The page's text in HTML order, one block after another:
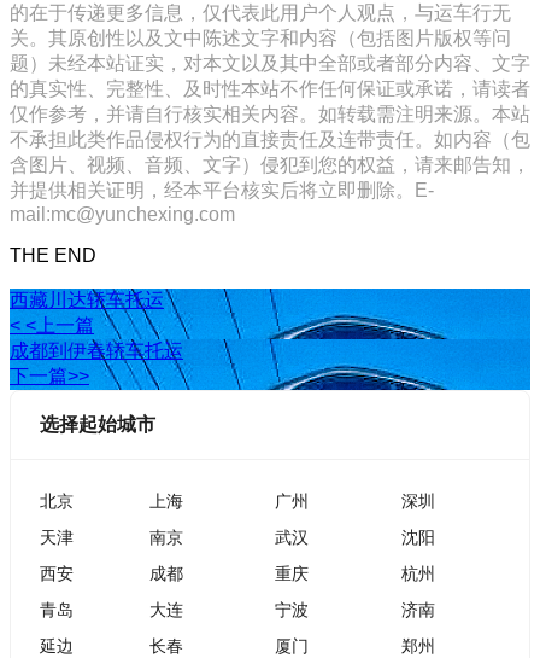
的在于传递更多信息，仅代表此用户个人观点，与运车行无
关。其原创性以及文中陈述文字和内容（包括图片版权等问
题）未经本站证实，对本文以及其中全部或者部分内容、文字
的真实性、完整性、及时性本站不作任何保证或承诺，请读者
仅作参考，并请自行核实相关内容。如转载需注明来源。本站
不承担此类作品侵权行为的直接责任及连带责任。如内容（包
含图片、视频、音频、文字）侵犯到您的权益，请来邮告知，
并提供相关证明，经本平台核实后将立即删除。E-
mail:mc@yunchexing.com
THE END
西藏川达轿车托运
< <上一篇
成都到伊春轿车托运
下一篇>>
选择起始城市
北京 上海 广州
深圳
天津
南京 武汉
沈阳
西安
成都 重庆
杭州
青岛
大连 宁波
济南
延边
长春 厦门
郑州